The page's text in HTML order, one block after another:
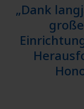
„Dank